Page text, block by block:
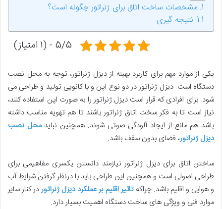
مشخصات ساخت اتاق برای ژنراتور چگونه است؟
نتیجه گیری
5/5 - (1 امتیاز)
یکی از موارد مهم برای کاربرد بهینه از دیزل ژنراتور، توجه به محل نصب
دستگاه است. دیزل ژنراتور در دو نوع اپن و با کانوپی تولید و طراحی می
شود. برای افرادی که قرار است دیزل ژنراتور را به صورت اپن استفاده کنند،
نیاز است تا به فکر سخت اتاق ژنراتور باشند تا هم تهویه مناسب داشته
باشد هم مانع از ایجاد آلودگی صوتی شوند. همچنین نبایدمحل نصب
دیزل ژنراتور، فضای بدون سقف باشد.
ساختن اتاق برای دیزل ژنراتور نیازمند دانستن یکسری مفاهیمی برای
طراحی اصولی است و همچنین این طراحی باید با درنظر گرفتن شرایط آب
و هوایی و اقلیم باشد. چراکهتاثیر اقلیم بر عملکرد دیزل ژنراتوردر کنار سایر
موارد فنی و ویژگی های ساخت دستگاه اهمیت بسیار دارد.